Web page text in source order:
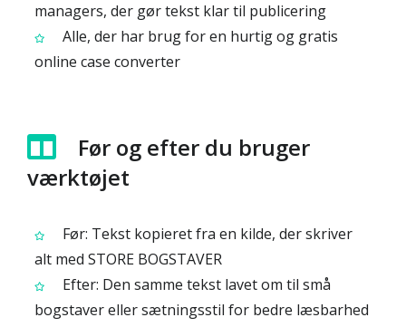
managers, der gør tekst klar til publicering
Alle, der har brug for en hurtig og gratis
online case converter
Før og efter du bruger
værktøjet
Før: Tekst kopieret fra en kilde, der skriver
alt med STORE BOGSTAVER
Efter: Den samme tekst lavet om til små
bogstaver eller sætningsstil for bedre læsbarhed